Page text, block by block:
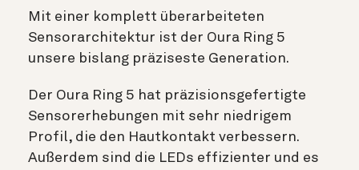
Mit einer komplett überarbeiteten
Sensorarchitektur ist der Oura Ring 5
unsere bislang präziseste Generation.
Der Oura Ring 5 hat präzisionsgefertigte
Sensorerhebungen mit sehr niedrigem
Profil, die den Hautkontakt verbessern.
Außerdem sind die LEDs effizienter und es